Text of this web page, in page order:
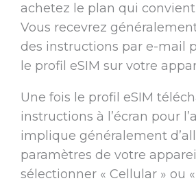
achetez le plan qui convient
Vous recevrez
des instructions par e-mail
le profil eSIM sur votre
Une fois le profil eSIM
instructions à l’écran pour
implique généralement
paramètres de votre
sélectionner « Cellular » ou